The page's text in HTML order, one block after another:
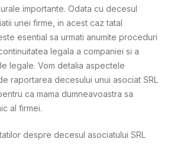
importante. Odata cu decesul
unei firme, in acest caz tatal
esential sa urmati anumite proceduri
legala a companiei si a
legale. Vom detalia aspectele
raportarea decesului unui asociat SRL
ca mama dumneavoastra sa
al firmei.
despre decesul asociatului SRL